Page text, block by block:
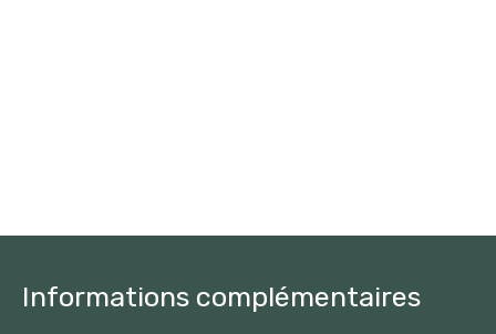
Informations complémentaires